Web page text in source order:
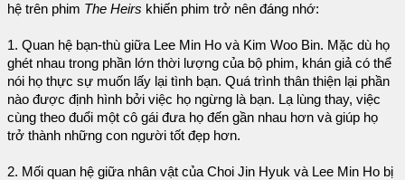
hệ trên phim The Heirs khiến phim trở nên đáng nhớ:
1. Quan hệ bạn-thù giữa Lee Min Ho và Kim Woo Bin. Mặc dù họ
ghét nhau trong phần lớn thời lượng của bộ phim, khán giả có thể
nói họ thực sự muốn lấy lại tình bạn. Quá trình thân thiện lại phần
nào được định hình bởi việc họ ngừng là bạn. Lạ lùng thay, việc
cùng theo đuổi một cô gái đưa họ đến gần nhau hơn và giúp họ
trở thành những con người tốt đẹp hơn.
2. Mối quan hệ giữa nhân vật của Choi Jin Hyuk và Lee Min Ho bị